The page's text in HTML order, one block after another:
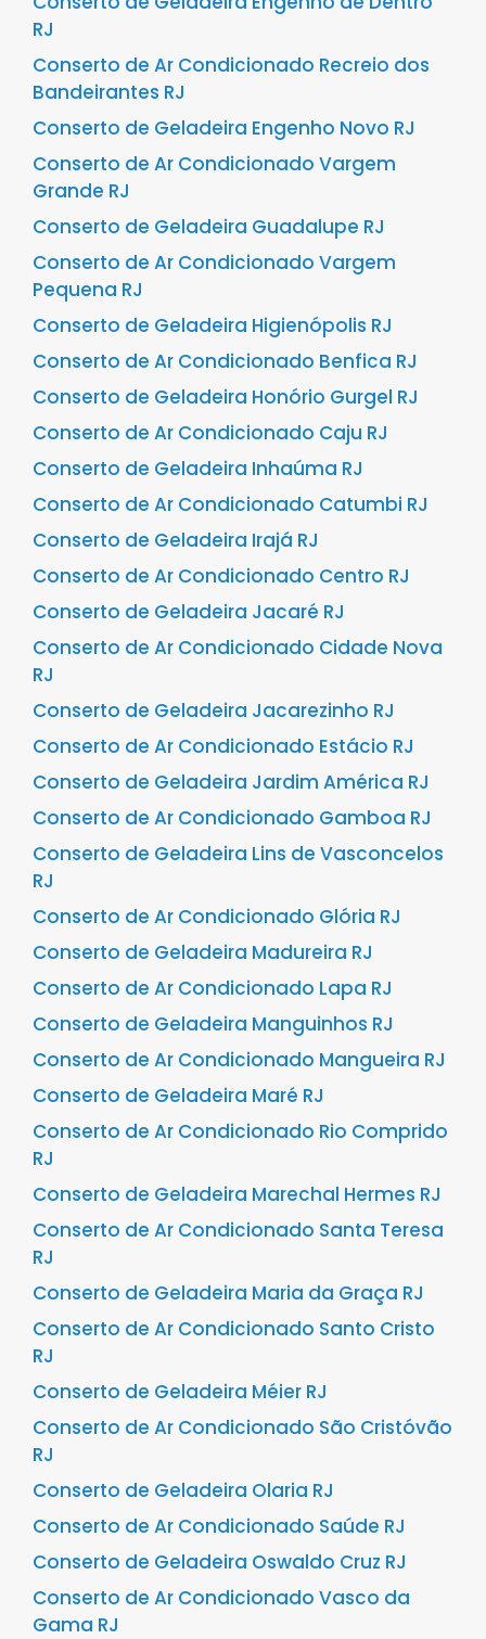
RJ
Conserto de Ar Condicionado Recreio dos
Bandeirantes RJ
Conserto de Geladeira Engenho Novo RJ
Conserto de Ar Condicionado Vargem
Grande RJ
Conserto de Geladeira Guadalupe RJ
Conserto de Ar Condicionado Vargem
Pequena RJ
Conserto de Geladeira Higienópolis RJ
Conserto de Ar Condicionado Benfica RJ
Conserto de Geladeira Honório Gurgel RJ
Conserto de Ar Condicionado Caju RJ
Conserto de Geladeira Inhaúma RJ
Conserto de Ar Condicionado Catumbi RJ
Conserto de Geladeira Irajá RJ
Conserto de Ar Condicionado Centro RJ
Conserto de Geladeira Jacaré RJ
Conserto de Ar Condicionado Cidade Nova
RJ
Conserto de Geladeira Jacarezinho RJ
Conserto de Ar Condicionado Estácio RJ
Conserto de Geladeira Jardim América RJ
Conserto de Ar Condicionado Gamboa RJ
Conserto de Geladeira Lins de Vasconcelos
RJ
Conserto de Ar Condicionado Glória RJ
Conserto de Geladeira Madureira RJ
Conserto de Ar Condicionado Lapa RJ
Conserto de Geladeira Manguinhos RJ
Conserto de Ar Condicionado Mangueira RJ
Conserto de Geladeira Maré RJ
Conserto de Ar Condicionado Rio Comprido
RJ
Conserto de Geladeira Marechal Hermes RJ
Conserto de Ar Condicionado Santa Teresa
RJ
Conserto de Geladeira Maria da Graça RJ
Conserto de Ar Condicionado Santo Cristo
RJ
Conserto de Geladeira Méier RJ
Conserto de Ar Condicionado São Cristóvão
RJ
Conserto de Geladeira Olaria RJ
Conserto de Ar Condicionado Saúde RJ
Conserto de Geladeira Oswaldo Cruz RJ
Conserto de Ar Condicionado Vasco da
Gama RJ